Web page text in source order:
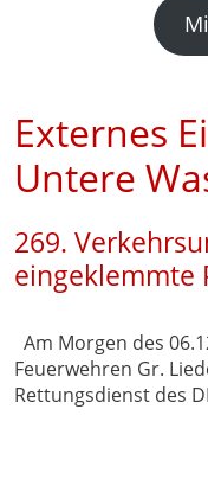
Externes
Untere
269.
eingeklemmte
Am Morgen des
Feuerwehren Gr.
Rettungsdienst des